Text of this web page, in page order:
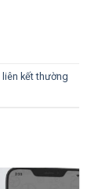
liên kết thường